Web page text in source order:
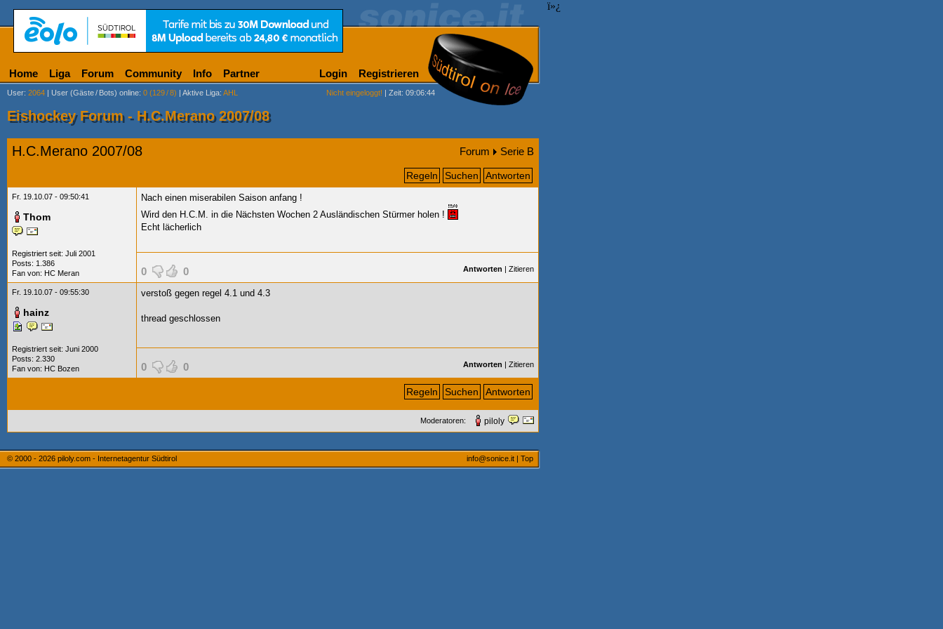
ï»¿
Home Liga Forum Community Info Partner Login Registrieren
User: 2064 | User (Gäste/ Bots) online: 0 (129/8) | Aktive Liga: AHL Nicht eingeloggt! | Zeit: 09:06:44
Eishockey Forum - H.C.Merano 2007/08
H.C.Merano 2007/08 Forum Serie B
Regeln Suchen Antworten
Fr. 19.10.07 - 09:50:41
Thom
Registriert seit: Juli 2001
Posts: 1.386
Fan von: HC Meran
Nach einen miserabilen Saison anfang !
Wird den H.C.M. in die Nächsten Wochen 2 Ausländischen Stürmer holen !
Echt lächerlich
0 0 Antworten | Zitieren
Fr. 19.10.07 - 09:55:30
hainz
Registriert seit: Juni 2000
Posts: 2.330
Fan von: HC Bozen
verstoß gegen regel 4.1 und 4.3
thread geschlossen
0 0 Antworten | Zitieren
Regeln Suchen Antworten
Moderatoren: piloly
© 2000 - 2026 piloly.com - Internetagentur Südtirol info@sonice.it | Top